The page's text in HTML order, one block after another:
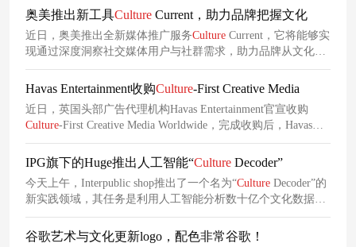
奥美推出新工具Culture Current，助力品牌把握文化
近日，奥美推出全新媒体推广服务Culture Current，它将能够实
现通过深度洞察社交媒体用户与社群需求，助力品牌从文化观
察转向主动塑造，构建更深层的受众联系与品牌信誉。
Havas Entertainment收购Culture-First Creative Media
近日，英国头部广告代理机构Havas Entertainment官宣收购
Culture-First Creative Media Worldwide，完成收购后，Havas
Entertainment将更名为Arena Media UK，并立足于文化领域与
娱乐领域，帮助品牌主实现更强劲的业务增长。
IPG旗下的Huge推出人工智能“Culture Decoder”
今天上午，Interpublic shop推出了一个名为“Culture Decoder”的
新实践领域，其任务是利用人工智能分析数十亿个文化数据
点，提出品牌可以应用于广告、营销和媒体战略的建议。
谷歌艺术与文化更新logo，配色非常谷歌！